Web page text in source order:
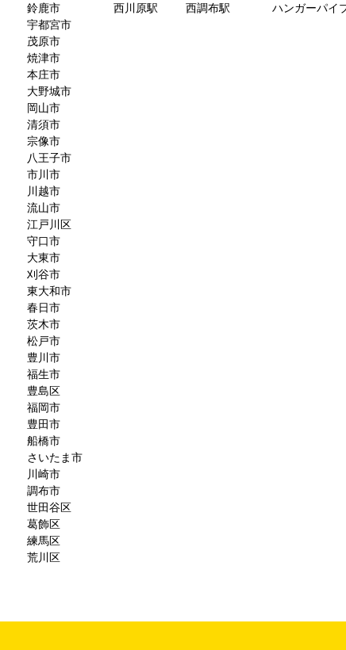
鈴鹿市
宇都宮市
茂原市
焼津市
本庄市
大野城市
岡山市
清須市
宗像市
八王子市
市川市
川越市
流山市
江戸川区
守口市
大東市
刈谷市
東大和市
春日市
茨木市
松戸市
豊川市
福生市
豊島区
福岡市
豊田市
船橋市
さいたま市
川崎市
調布市
世田谷区
葛飾区
練馬区
荒川区
西川原駅
西調布駅
ハンガーパイ